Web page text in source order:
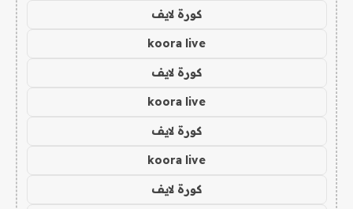
كورة لايف
koora live
كورة لايف
koora live
كورة لايف
koora live
كورة لايف